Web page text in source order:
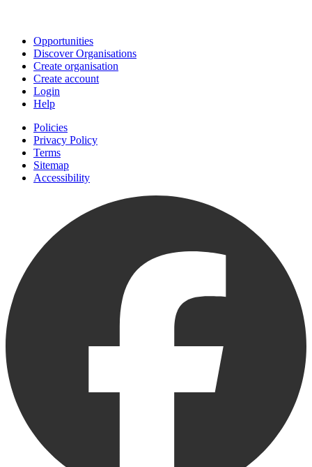
Opportunities
Discover Organisations
Create organisation
Create account
Login
Help
Policies
Privacy Policy
Terms
Sitemap
Accessibility